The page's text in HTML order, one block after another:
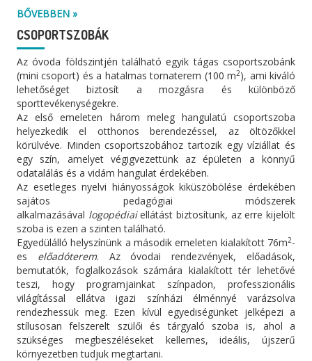
BŐVEBBEN »
CSOPORTSZOBÁK
Az óvoda földszintjén található egyik tágas csoportszobánk
(mini csoport) és a hatalmas tornaterem (100 m2), ami kiváló
lehetőséget biztosít a mozgásra és különböző
sporttevékenységekre.
Az első emeleten három meleg hangulatú csoportszoba
helyezkedik el otthonos berendezéssel, az öltözőkkel
körülvéve. Minden csoportszobához tartozik egy víziállat és
egy szín, amelyet végigvezettünk az épületen a könnyű
odatalálás és a vidám hangulat érdekében.
Az esetleges nyelvi hiányosságok kiküszöbölése érdekében
sajátos pedagógiai módszerek
alkalmazásával logopédiaiellátást biztosítunk, az erre kijelölt
szoba is ezen a szinten található.
Egyedülálló helyszínünk a második emeleten kialakított 76m2-
es előadóterem. Az óvodai rendezvények, előadások,
bemutatók, foglalkozások számára kialakított tér lehetővé
teszi, hogy programjainkat színpadon, professzionális
világítással ellátva igazi színházi élménnyé varázsolva
rendezhessük meg. Ezen kívül egyediségünket jelképezi a
stílusosan felszerelt szülői és tárgyaló szoba is, ahol a
szükséges megbeszéléseket kellemes, ideális, újszerű
környezetben tudjuk megtartani.